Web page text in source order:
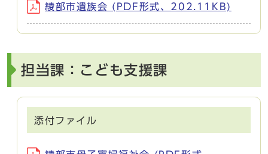
綾部市遺族会 (PDF形式、202.11KB)
担当課：こども支援課
添付ファイル